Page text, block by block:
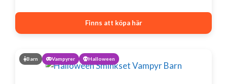
var:
99 kr.
är:
49 kr.
Finns att köpa här
Barn Vampyrer Halloween